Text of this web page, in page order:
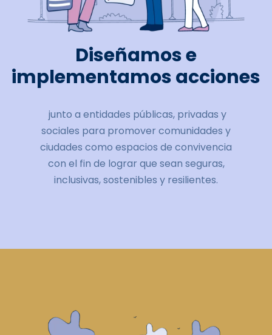
Diseñamos e
implementamos acciones
junto a entidades públicas, privadas y
sociales para promover comunidades y
ciudades como espacios de convivencia
con el fin de lograr que sean seguras,
inclusivas, sostenibles y resilientes.